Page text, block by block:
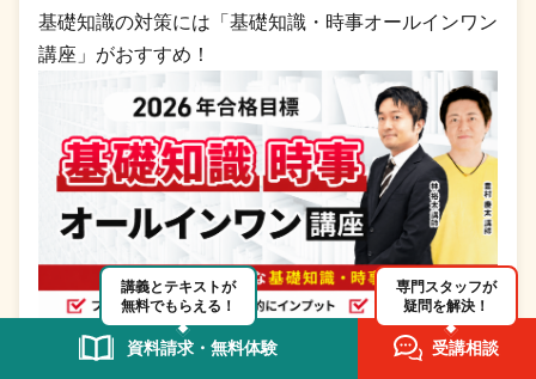
基礎知識の対策には「基礎知識・時事オールインワン
講座」がおすすめ！
講義とテキストが
無料でもらえる！
資料請求・無料体験
専門スタッフが
疑問を解決！
受講相談